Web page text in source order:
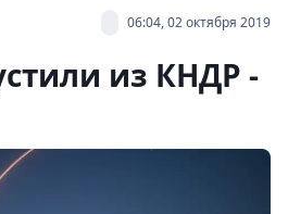
06:04, 02 октября 2019
из КНДР -